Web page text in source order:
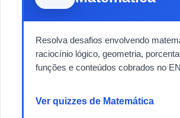
Resolva desafios envolvendo
raciocínio lógico, geometria,
funções e conteúdos cobrados no
Ver quizzes de Matemática